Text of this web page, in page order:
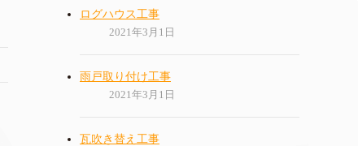
ログハウス工事
2021年3月1日
雨戸取り付け工事
2021年3月1日
瓦吹き替え工事